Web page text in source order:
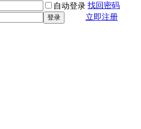
自动登录 找回密码
登录
立即注册